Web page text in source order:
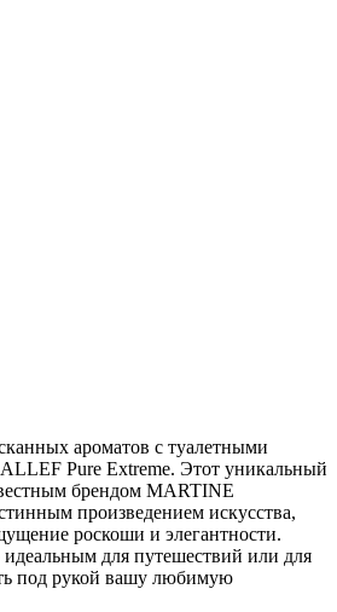
ароматов с туалетными
Pure Extreme. Этот уникальный
брендом MARTINE
произведением искусства,
роскоши и элегантности.
для путешествий или для
под рукой вашу любимую